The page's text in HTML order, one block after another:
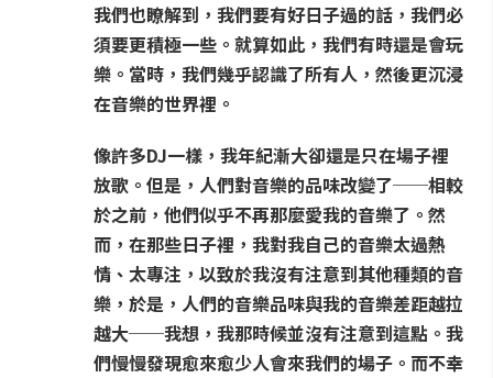
我們也瞭解到，我們要有好日子過的話，我們必
須要更積極一些。就算如此，我們有時還是會玩
樂。當時，我們幾乎認識了所有人，然後更沉浸
在音樂的世界裡。
像許多DJ一樣，我年紀漸大卻還是只在場子裡
放歌。但是，人們對音樂的品味改變了──相較
於之前，他們似乎不再那麼愛我的音樂了。然
而，在那些日子裡，我對我自己的音樂太過熱
情、太專注，以致於我沒有注意到其他種類的音
樂，於是，人們的音樂品味與我的音樂差距越拉
越大──我想，我那時候並沒有注意到這點。我
們慢慢發現愈來愈少人會來我們的場子。而不幸